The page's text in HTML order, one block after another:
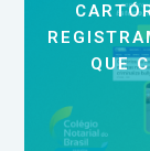
QUE